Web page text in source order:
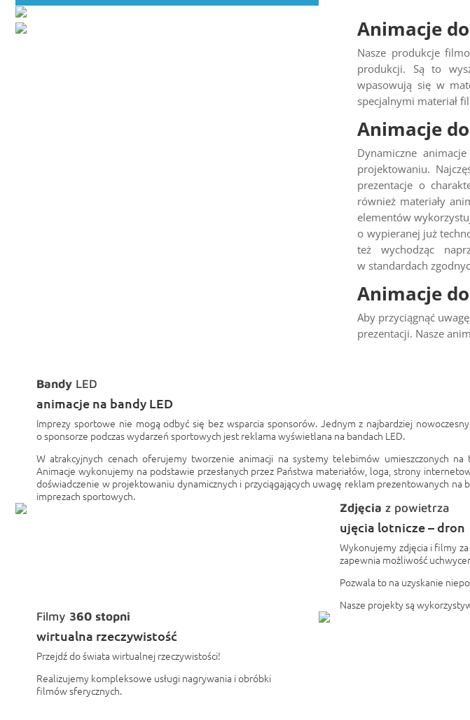
Animacje
Nasze produkcje
produkcji. Są to
wpasowują się w
specjalnymi materiał
Animacje
Dynamiczne
projektowaniu.
prezentacje o
również materiały
elementów
o wypieranej już
też wychodząc
w standardach
Animacje
Aby przyciągnąć
prezentacji. Nasze
Bandy LED
animacje na bandy LED
Imprezy sportowe nie mogą odbyć się bez wsparcia sponsorów. Jednym z najbardziej
o sponsorze podczas wydarzeń sportowych jest reklama wyświetlana na bandach LED.
W atrakcyjnych cenach oferujemy tworzenie animacji na systemy telebimów umieszczonych
Animacje wykonujemy na podstawie przesłanych przez Państwa materiałów, loga, strony
doświadczenie w projektowaniu dynamicznych i przyciągających uwagę reklam prezentowanych na
imprezach sportowych.
Zdjęciaz powietrza
ujęcia lotnicze – dron
Wykonujemy zdjęcia i filmy
zapewnia możliwość
Pozwala to na uzyskanie
Nasze projekty są
Filmy 360 stopni
wirtualna rzeczywistość
Przejdź do świata wirtualnej rzeczywistości!
Realizujemy kompleksowe usługi nagrywania i obróbki
filmów sferycznych.